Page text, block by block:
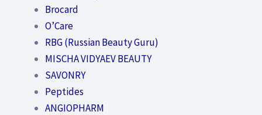
Brocard
O’Care
RBG (Russian Beauty Guru)
MISCHA VIDYAEV BEAUTY
SAVONRY
Peptides
ANGIOPHARM